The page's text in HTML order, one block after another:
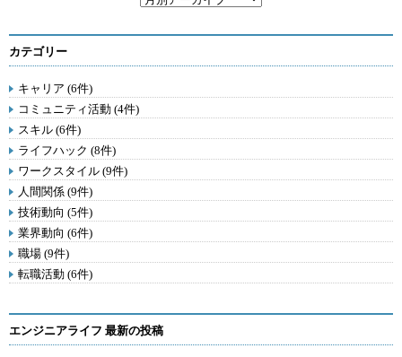
カテゴリー
キャリア (6件)
コミュニティ活動 (4件)
スキル (6件)
ライフハック (8件)
ワークスタイル (9件)
人間関係 (9件)
技術動向 (5件)
業界動向 (6件)
職場 (9件)
転職活動 (6件)
エンジニアライフ 最新の投稿